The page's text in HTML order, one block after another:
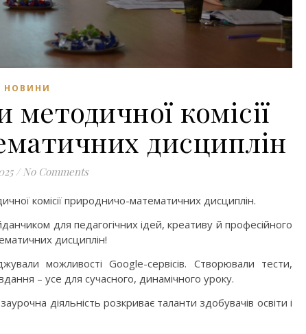
НОВИНИ
комісії
дисциплін
/ No Comments
комісії природничо-математичних дисциплін.
для педагогічних ідей, креативу й професійного
дисциплін!
можливості Google-сервісів. Створювали тести,
– усе для сучасного, динамічного уроку.
діяльність розкриває таланти здобувачів освіти і